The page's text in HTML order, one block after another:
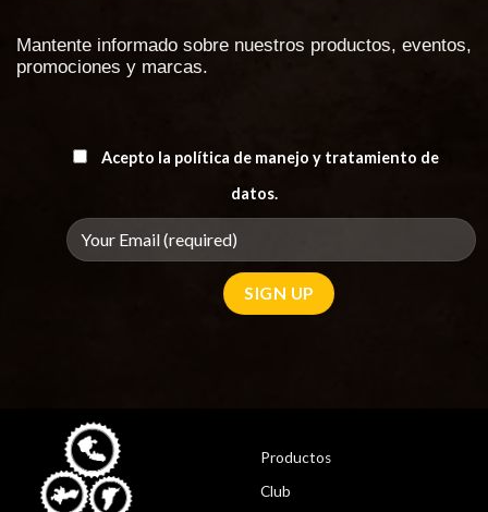
Mantente informado sobre nuestros productos, eventos,
promociones y marcas.
Acepto la política de manejo y tratamiento de
datos.
Productos
Club